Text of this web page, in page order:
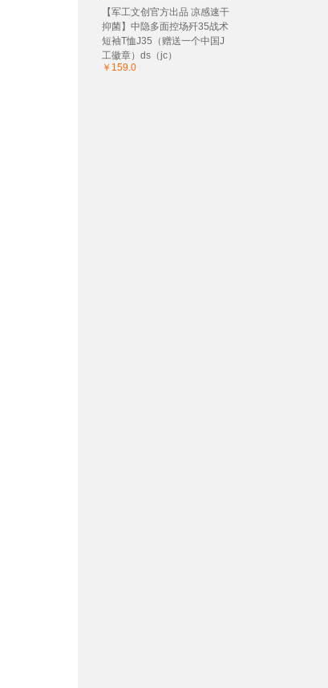
【军工文创官方出品 凉感速干
抑菌】中隐多面控场歼35战术
短袖T恤J35（赠送一个中国J
工徽章）ds（jc）
￥159.0